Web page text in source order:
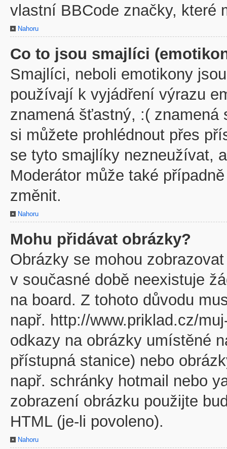
vlastní BBCode značky, které
Nahoru
Co to jsou smajlíci
Smajlíci, neboli emotikony
používají k vyjádření výrazu
znamená šťastný, :(
si můžete prohlédnout přes
se tyto smajlíky nezneužívat,
Moderátor může také
změnit.
Nahoru
Mohu přidávat obrázky?
Obrázky se mohou
v současné době neexistuje
na board. Z tohoto důvodu
např. http://www.priklad.cz/
odkazy na obrázky umístěné
přístupná stanice) nebo
např. schránky hotmail nebo
zobrazení obrázku použijte
HTML (je-li povoleno).
Nahoru